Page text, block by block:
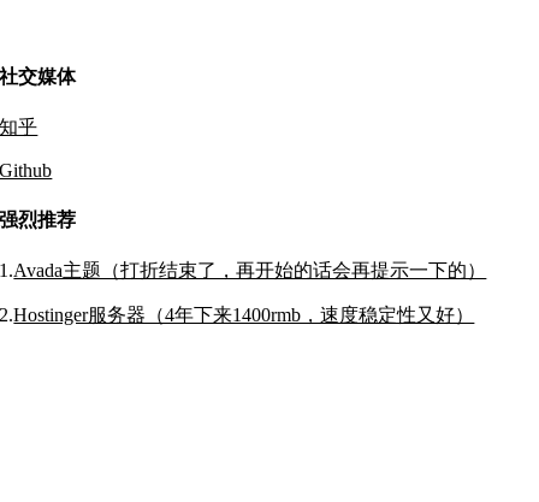
社交媒体
知乎
Github
强烈推荐
1.Avada主题（打折结束了，再开始的话会再提示一下的）
2.Hostinger服务器（4年下来1400rmb，速度稳定性又好）